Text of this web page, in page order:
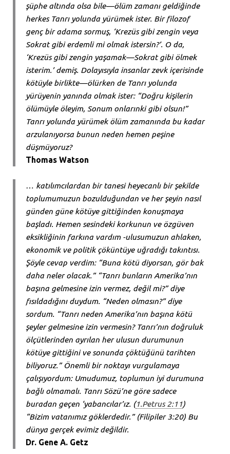
şüphe altında olsa bile—ölüm zamanı geldiğinde
herkes Tanrı yolunda yürümek ister. Bir filozof
genç bir adama sormuş, ‘Krezüs gibi zengin veya
Sokrat gibi erdemli mi olmak istersin?’. O da,
‘Krezüs gibi zengin yaşamak—Sokrat gibi ölmek
isterim.’ demiş. Dolayısıyla insanlar zevk içerisinde
kötüyle birlikte—ölürken de Tanrı yolunda
yürüyenin yanında olmak ister: “Doğru kişilerin
ölümüyle öleyim, Sonum onlarınki gibi olsun!”
Tanrı yolunda yürümek ölüm zamanında bu kadar
arzulanıyorsa bunun neden hemen peşine
düşmüyoruz?
Thomas Watson
… katılımcılardan bir tanesi heyecanlı bir şekilde
toplumumuzun bozulduğundan ve her şeyin nasıl
günden güne kötüye gittiğinden konuşmaya
başladı. Hemen sesindeki korkunun ve özgüven
eksikliğinin farkına vardım -ulusumuzun ahlaken,
ekonomik ve politik çöküntüye uğradığı takıntısı.
Şöyle cevap verdim: “Buna kötü diyorsan, gör bak
daha neler olacak.” “Tanrı bunların Amerika’nın
başına gelmesine izin vermez, değil mi?” diye
fısıldadığını duydum. “Neden olmasın?” diye
sordum. “Tanrı neden Amerika’nın başına kötü
şeyler gelmesine izin vermesin? Tanrı’nın doğruluk
ölçütlerinden ayrılan her ulusun durumunun
kötüye gittiğini ve sonunda çöktüğünü tarihten
biliyoruz.” Önemli bir noktayı vurgulamaya
çalışıyordum: Umudumuz, toplumun iyi durumuna
bağlı olmamalı. Tanrı Sözü’ne göre sadece
buradan geçen ‘yabancılar’ız. (1.Petrus 2:11)
“Bizim vatanımız göklerdedir.” (Filipiler 3:20) Bu
dünya gerçek evimiz değildir.
Dr. Gene A. Getz